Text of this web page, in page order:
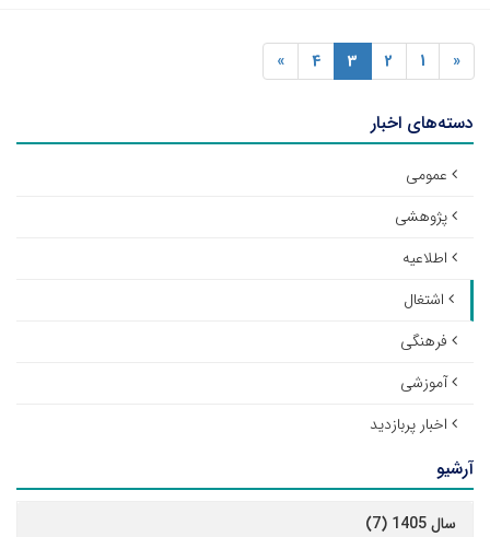
«
1
2
3
4
»
دسته‌های اخبار
عمومی
پژوهشی
اطلاعیه
اشتغال
فرهنگی
آموزشی
اخبار پربازدید
آرشیو
سال 1405 (7)